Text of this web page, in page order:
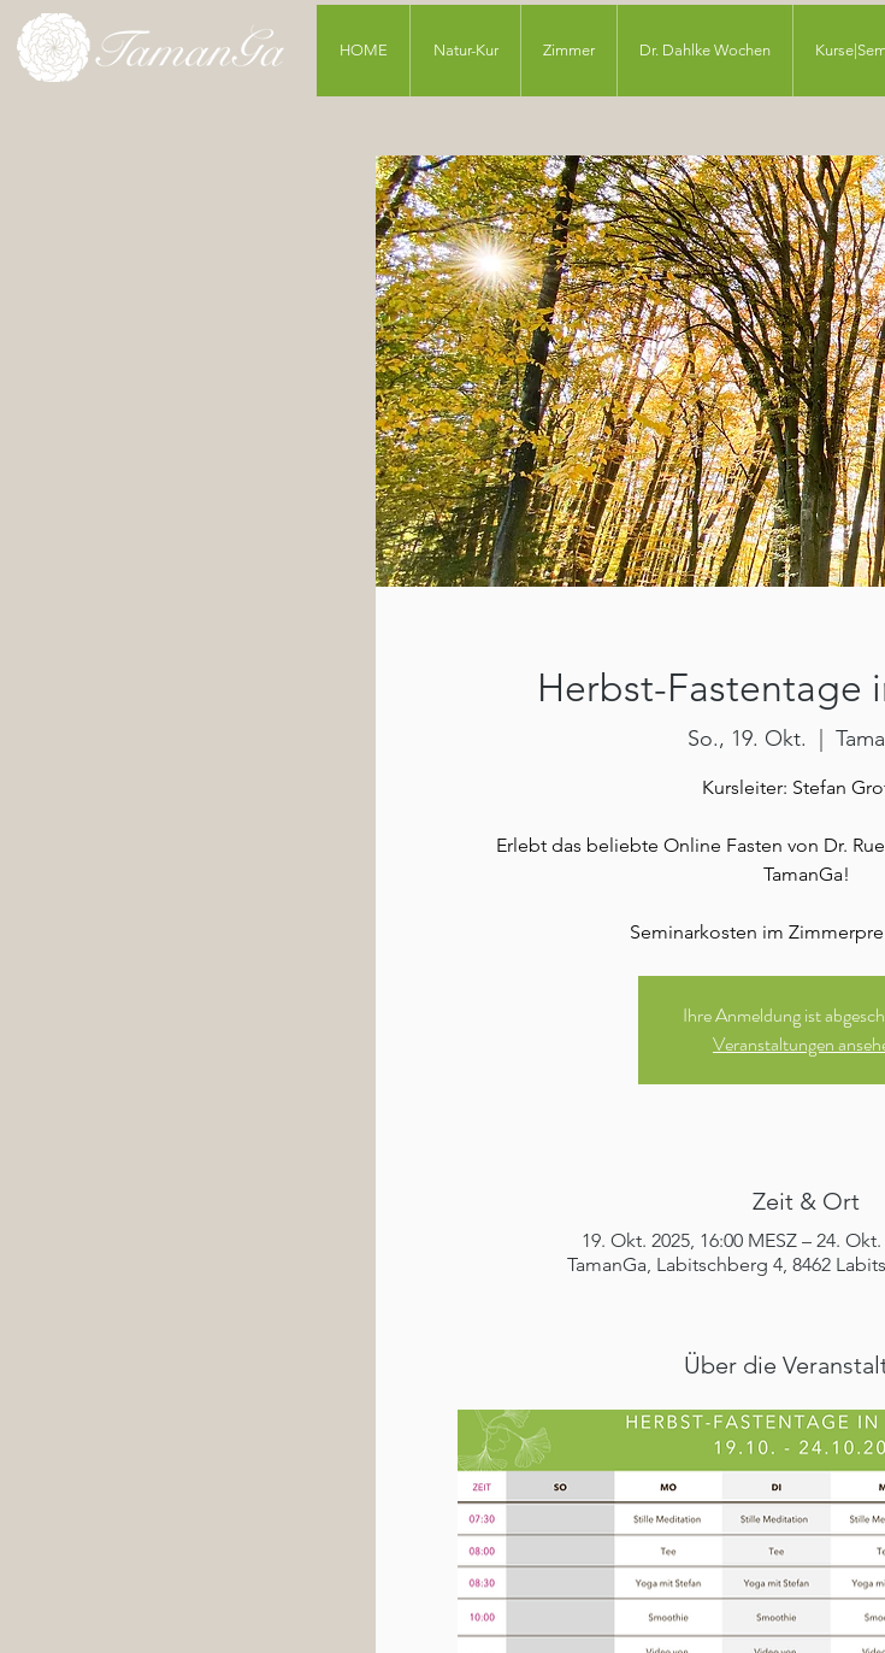
HOME Natur-Kur Zimmer Dr. Dahlke Wochen
Herbst-Fastentage
So., 19. Okt.
Kursleiter: Stefan
Erlebt das beliebte Online Fasten von Dr.
TamanGa!
Seminarkosten im
Ihre Anmeldung ist
Veranstaltungen
Zeit & Ort
19. Okt. 2025, 16:00 MESZ – 24.
TamanGa, Labitschberg 4, 8462
Über die